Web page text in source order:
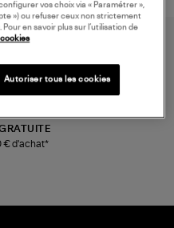
€ d'achat*
vos choix via « Paramétrer »,
») ou refuser ceux non strictement
en savoir plus sur l’utilisation de
Autoriser tous les cookies